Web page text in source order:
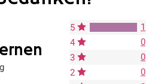
5
1
4
0
3
0
2
0